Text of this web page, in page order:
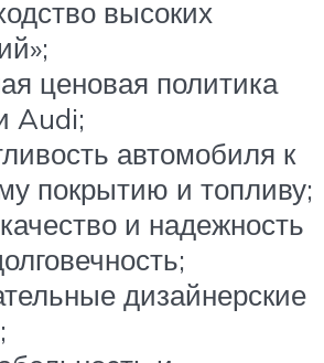
высоких
ценовая политика
Audi;
автомобиля к
покрытию и топливу;
и надежность
дизайнерские